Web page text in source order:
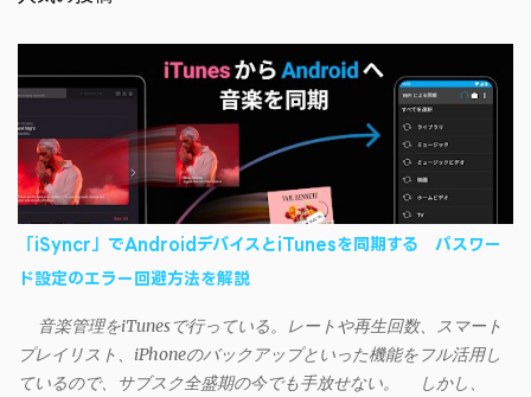
「iSyncr」でAndroidデバイスとiTunesを同期する パスワー
ド設定のエラー回避方法を解説
音楽管理をiTunesで行っている。レートや再生回数、スマート
プレイリスト、iPhoneのバックアップといった機能をフル活用し
ているので、サブスク全盛期の今でも手放せない。 しかし、